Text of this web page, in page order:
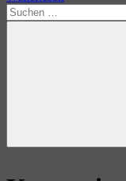
Suchen
nach: